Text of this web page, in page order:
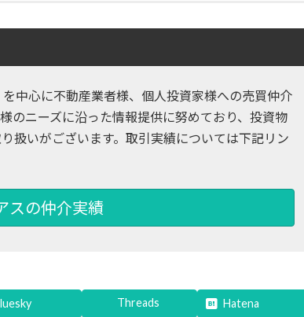
中心に不動産業者様、個人投資家様への売買仲介
のニーズに沿った情報提供に努めており、投資物
扱いがございます。取引実績については下記リン
スの仲介実績
Threads Hatena